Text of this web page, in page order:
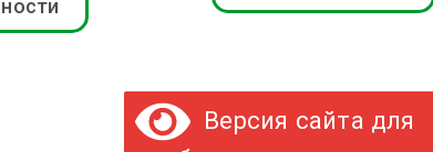
Версия сайта для